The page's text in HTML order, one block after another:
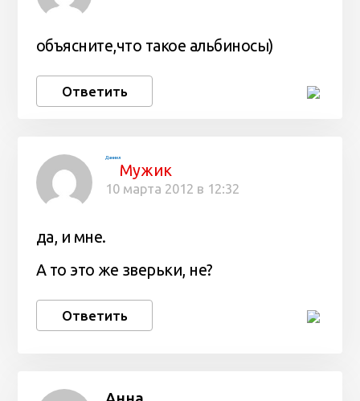
объясните,что такое альбиносы)
Ответить
Даниил
Мужик
10 марта 2012 в 12:32
да, и мне.
А то это же зверьки, не?
Ответить